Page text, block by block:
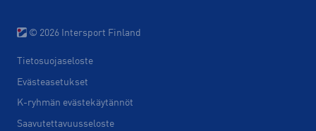
© 2026 Intersport Finland
Tietosuojaseloste
Evästeasetukset
K-ryhmän evästekäytännöt
Saavutettavuusseloste